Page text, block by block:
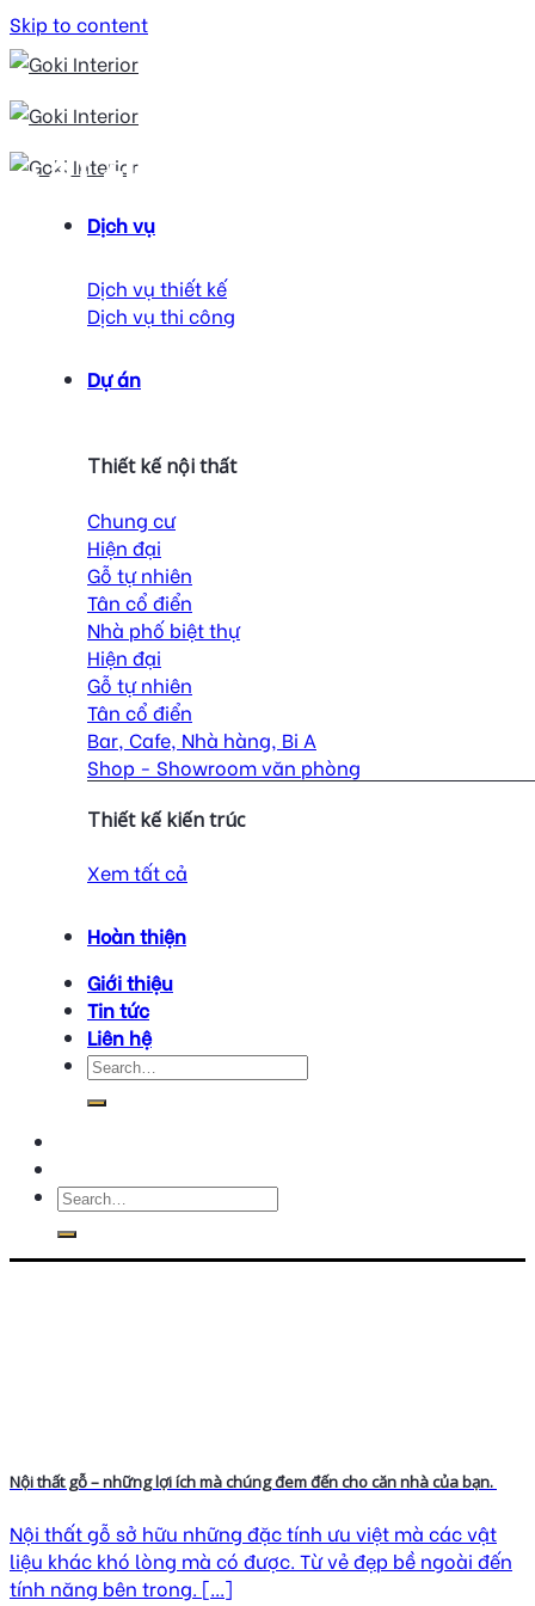
Skip to content
Dịch vụ
Dịch vụ thiết kế
Dịch vụ thi công
Dự án
Thiết kế nội thất
Chung cư
Hiện đại
Gỗ tự nhiên
Tân cổ điển
Nhà phố biệt thự
Hiện đại
Gỗ tự nhiên
Tân cổ điển
Bar, Cafe, Nhà hàng, Bi A
Shop - Showroom văn phòng
Thiết kế kiến trúc
Xem tất cả
Hoàn thiện
Giới thiệu
Tin tức
Liên hệ
nội thất gỗ
Nội thất gỗ – những lợi ích mà chúng đem đến cho căn nhà của bạn.
Nội thất gỗ sở hữu những đặc tính ưu việt mà các vật
liệu khác khó lòng mà có được. Từ vẻ đẹp bề ngoài đến
tính năng bên trong. [...]